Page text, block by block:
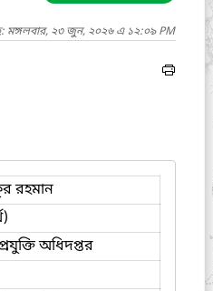
মঙ্গলবার, ২৩ জুন, ২০২৬ এ ১২:০৯ PM
রহমান
অধিদপ্তর